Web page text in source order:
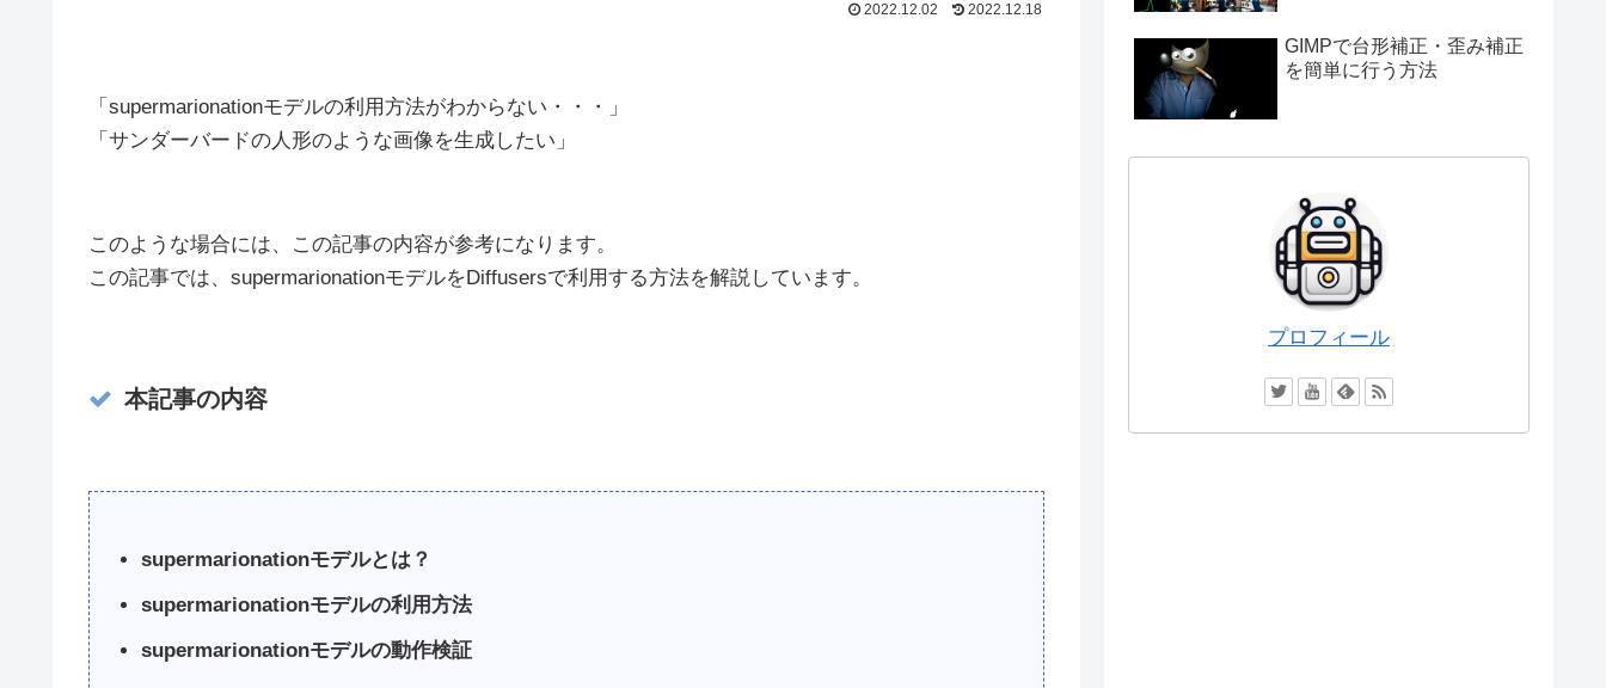
2022.12.18
2022.12.02
「supermarionationモデルの利用方法がわからない・・・」
「サンダーバードの人形のような画像を生成したい」
このような場合には、この記事の内容が参考になります。
この記事では、supermarionationモデルをDiffusersで利用する方法を解説しています。
本記事の内容
supermarionationモデルとは？
supermarionationモデルの利用方法
supermarionationモデルの動作検証
GIMPで台形補正・歪み補正
を簡単に行う方法
プロフィール